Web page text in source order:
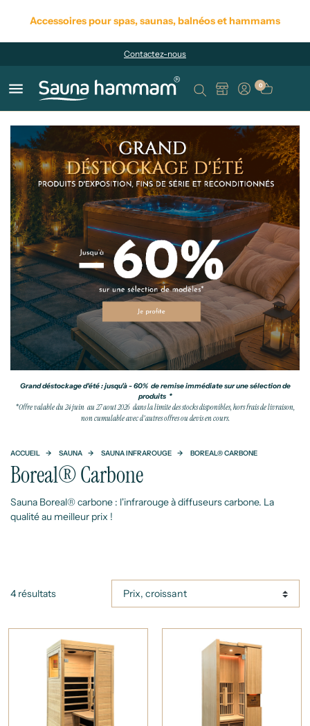
Accessoires pour spas, saunas, balnéos et hammams
Contactez-nous
menu 0
Grand déstockage d'été : jusqu'à - 60% de remise immédiate sur une sélection de
produits *
*Offre valable du 24 juin au 27 aout 2026 dans la limite des stocks disponibles, hors frais de livraison,
non cumulable avec d'autres offres ou devis en cours.
ACCUEIL SAUNA SAUNA INFRAROUGE BOREAL® CARBONE
Boreal® Carbone
Sauna Boreal® carbone : l'infrarouge à diffuseurs carbone. La
qualité au meilleur prix !
4 résultats